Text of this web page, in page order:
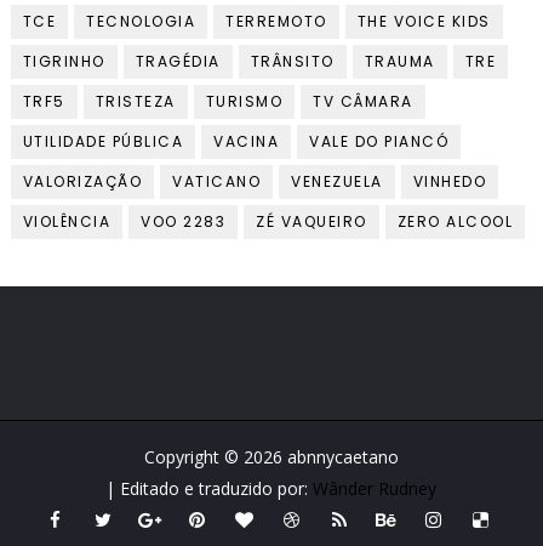
TCE
TECNOLOGIA TERREMOTO
THE VOICE KIDS
TIGRINHO
TRAGÉDIA TRÂNSITO TRAUMA
TRE
TRF5
TRISTEZA TURISMO
TV CÂMARA
UTILIDADE PÚBLICA
VACINA
VALE DO PIANCÓ
VALORIZAÇÃO
VATICANO VENEZUELA
VINHEDO
VIOLÊNCIA
VOO 2283 ZÉ VAQUEIRO ZERO ALCOOL
Copyright © 2026 abnnycaetano
| Editado e traduzido por:Wânder Rudney